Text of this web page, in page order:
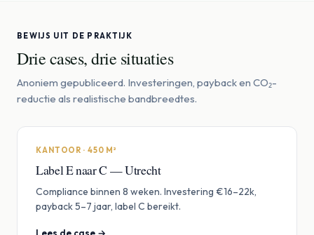
BEWIJS UIT DE PRAKTIJK
Drie cases, drie situaties
Anoniem gepubliceerd. Investeringen, payback en CO₂-
reductie als realistische bandbreedtes.
KANTOOR · 450 M²
Label E naar C — Utrecht
Compliance binnen 8 weken. Investering €16–22k,
payback 5–7 jaar, label C bereikt.